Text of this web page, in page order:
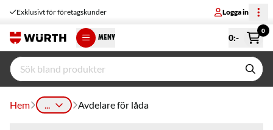
Exklusivt för företagskunder Logga in
MENY 0:-
0
Hem ... Avdelare för låda